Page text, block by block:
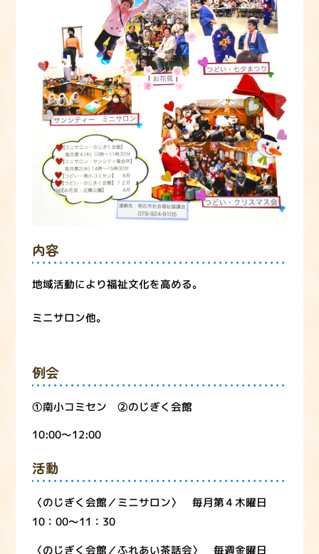
内容
地域活動により福祉文化を高める。
ミニサロン他。
例会
①南小コミセン ②のじぎく会館
10:00～12:00
活動
〈のじぎく会館／ミニサロン〉 毎月第４木曜日
10：00～11：30
〈のじぎく会館／ふれあい茶話会〉 毎週金曜日